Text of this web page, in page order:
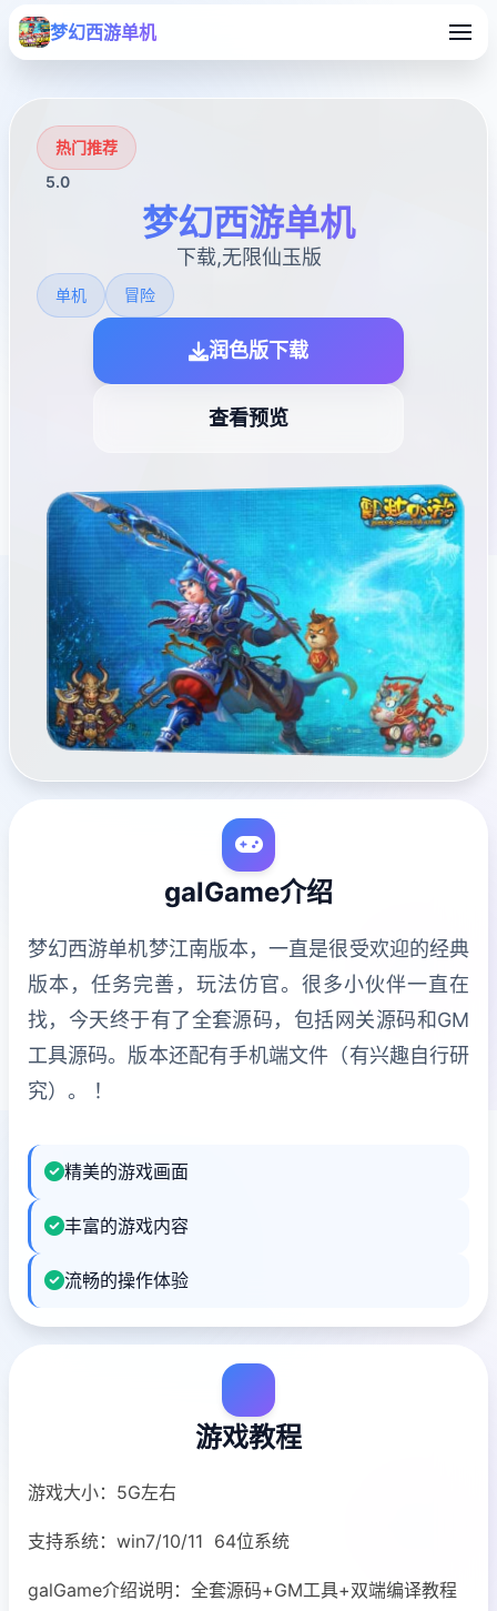
梦幻西游单机
热门推荐
5.0
梦幻西游单机
下载,无限仙玉版
单机 冒险
润色版下载
查看预览
galGame介绍
梦幻西游单机梦江南版本，一直是很受欢迎的经典
版本，任务完善，玩法仿官。很多小伙伴一直在
找，今天终于有了全套源码，包括网关源码和GM
工具源码。版本还配有手机端文件（有兴趣自行研
究）。 ！
精美的游戏画面
丰富的游戏内容
流畅的操作体验
游戏教程
游戏大小：5G左右
支持系统：win7/10/11 64位系统
galGame介绍说明：全套源码+GM工具+双端编译教程